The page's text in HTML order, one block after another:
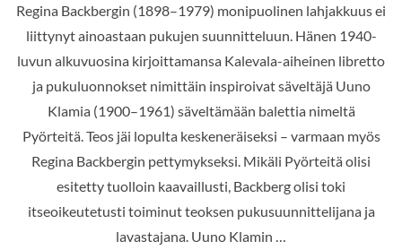
Regina Backbergin (1898–1979) monipuolinen lahjakkuus ei
liittynyt ainoastaan pukujen suunnitteluun. Hänen 1940-
luvun alkuvuosina kirjoittamansa Kalevala-aiheinen libretto
ja pukuluonnokset nimittäin inspiroivat säveltäjä Uuno
Klamia (1900–1961) säveltämään balettia nimeltä
Pyörteitä. Teos jäi lopulta keskeneräiseksi – varmaan myös
Regina Backbergin pettymykseksi. Mikäli Pyörteitä olisi
esitetty tuolloin kaavaillusti, Backberg olisi toki
itseoikeutetusti toiminut teoksen pukusuunnittelijana ja
lavastajana. Uuno Klamin …